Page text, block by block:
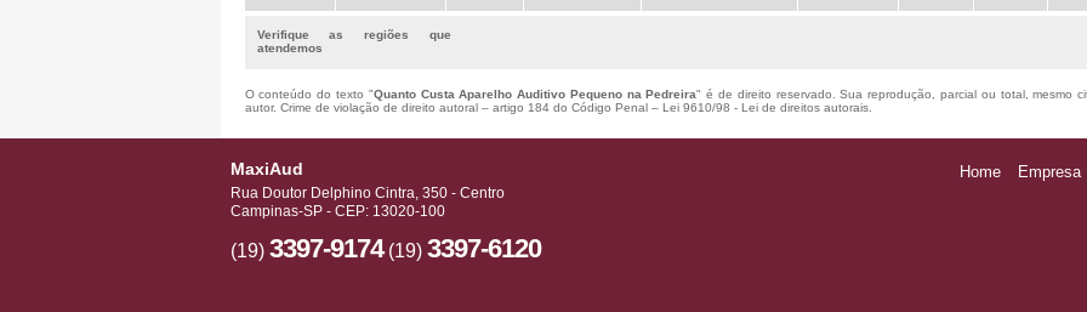
Verifique as regiões que
atendemos
O conteúdo do texto "Quanto Custa Aparelho Auditivo Pequeno na Pedreira" é de direito reservado. Sua reprodução, parcial ou total, mesmo
autor. Crime de violação de direito autoral – artigo 184 do Código Penal – Lei 9610/98 - Lei de direitos autorais.
MaxiAud
Rua Doutor Delphino Cintra, 350 - Centro
Campinas-SP - CEP: 13020-100
(19) 3397-9174(19) 3397-6120
Home Empresa